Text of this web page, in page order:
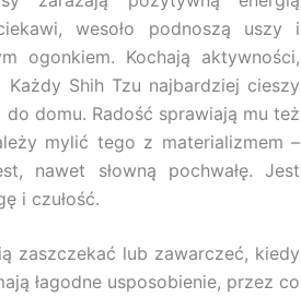
wesoło podnoszą uszy i
ogonkiem. Kochają aktywności,
Shih Tzu najbardziej cieszy
domu. Radość sprawiają mu też
mylić tego z materializmem –
nawet słowną pochwałę. Jest
i czułość.
zaszczekać lub zawarczeć, kiedy
łagodne usposobienie, przez co